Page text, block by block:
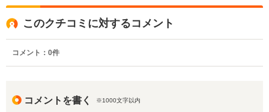
このクチコミに対するコメント
コメント： 0件
コメントを書く ※1000文字以内